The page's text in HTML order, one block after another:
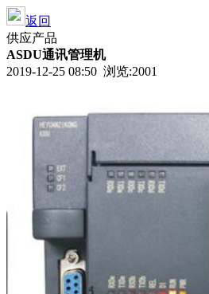
返回
供应产品
ASDU通讯管理机
2019-12-25 08:50 浏览:2001